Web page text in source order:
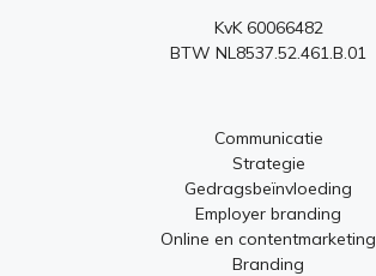
KvK 60066482
BTW NL8537.52.461.B.01
Communicatie
Strategie
Gedragsbeïnvloeding
Employer branding
Online en contentmarketing
Branding